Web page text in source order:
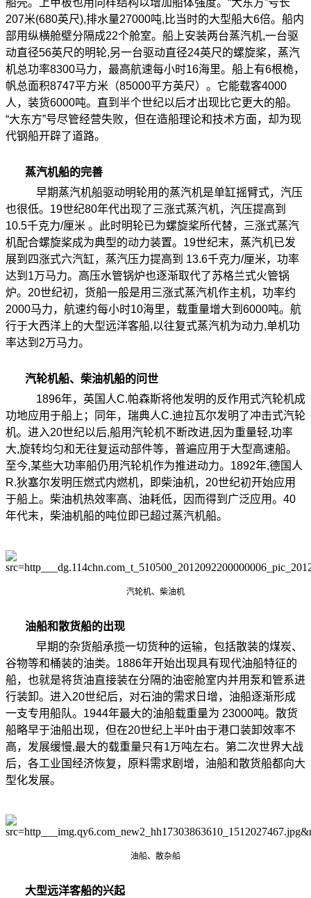
船壳。上甲板也用同样结构以增加船体强度。 “大东方”号长
207米(680英尺),排水量27000吨, 比当时的大型船大6倍。船内
部用纵横舱壁分隔成22个舱室。船上安装两台蒸汽机,一台驱
动直径56英尺的明轮,另一台驱动直径24英尺的螺旋桨，蒸汽
机总功率8300马力，最高航速每小时16海里。船上有6根桅，
帆总面积8747平方米（85000平方英尺）。它能载客4000
人，装货6000吨。直到半个世纪以后才出现比它更大的船。
“大东方”号尽管经营失败，但在造船理论和技术方面，却为现
代钢船开辟了道路。
蒸汽机船的完善
早期蒸汽机船驱动明轮用的蒸汽机是单缸摇臂式，汽压
也很低。 19世纪80年代出现了三涨式蒸汽机，汽压提高到
10.5千克力/厘米 。此时明轮已为螺旋桨所代替，三涨式蒸汽
机配合螺旋桨成为典型的动力装置。 19世纪末，蒸汽机已发
展到四涨式六汽缸，蒸汽压力提高到 13.6千克力/厘米，功率
达到 1万马力。高压水管锅炉也逐渐取代了苏格兰式火管锅
炉。 20世纪初，货船一般是用三涨式蒸汽机作主机，功率约
2000马力，航速约每小时10海里，载重量增大到 6000吨。航
行于大西洋上的大型远洋客船,以往复式蒸汽机为动力,单机功
率达到 2万马力。
汽轮机船、柴油机船的问世
1896年，英国人C.帕森斯将他发明的反作用式汽轮机成
功地应用于船上；同年，瑞典人C.迪拉瓦尔发明了冲击式汽轮
机。进入20世纪以后,船用汽轮机不断改进, 因为重量轻,功率
大,旋转均匀和无往复运动部件等，普遍应用于大型高速船。
至今,某些大功率船仍用汽轮机作为推进动力。 1892年,德国人
R.狄塞尔发明压燃式内燃机，即柴油机， 20世纪初开始应用
于船上。柴油机热效率高、油耗低，因而得到广泛应用。 40
年代末，柴油机船的吨位即已超过蒸汽机船。
汽轮机、柴油机
油船和散货船的出现
早期的杂货船承揽一切货种的运输，包括散装的煤炭、
谷物等和桶装的油类。 1886年开始出现具有现代油船特征的
船，也就是将货油直接装在分隔的油密舱室内并用泵和管系进
行装卸。进入20世纪后，对石油的需求日增，油船逐渐形成
一支专用船队。 1944年最大的油船载重量为 23000吨。散货
船略早于油船出现，但在20世纪上半叶由于港口装卸效率不
高，发展缓慢,最大的载重量只有1万吨左右。第二次世界大战
后，各工业国经济恢复，原料需求剧增，油船和散货船都向大
型化发展。
油船、散杂船
大型远洋客船的兴起